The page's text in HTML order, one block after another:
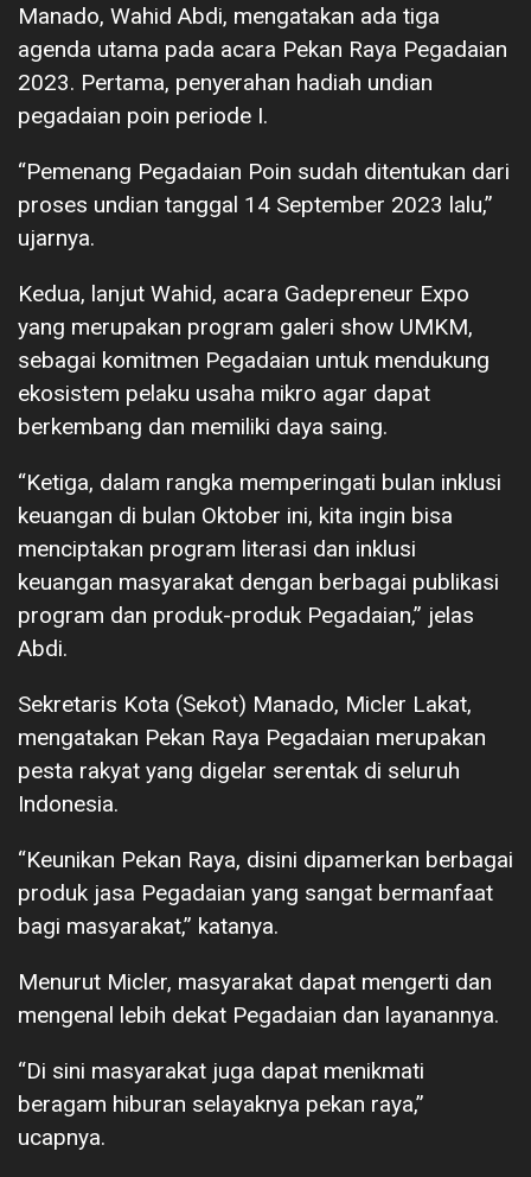
Manado, Wahid Abdi, mengatakan ada tiga
agenda utama pada acara Pekan Raya Pegadaian
2023. Pertama, penyerahan hadiah undian
pegadaian poin periode I.
“Pemenang Pegadaian Poin sudah ditentukan dari
proses undian tanggal 14 September 2023 lalu,”
ujarnya.
Kedua, lanjut Wahid, acara Gadepreneur Expo
yang merupakan program galeri show UMKM,
sebagai komitmen Pegadaian untuk mendukung
ekosistem pelaku usaha mikro agar dapat
berkembang dan memiliki daya saing.
“Ketiga, dalam rangka memperingati bulan inklusi
keuangan di bulan Oktober ini, kita ingin bisa
menciptakan program literasi dan inklusi
keuangan masyarakat dengan berbagai publikasi
program dan produk-produk Pegadaian,” jelas
Abdi.
Sekretaris Kota (Sekot) Manado, Micler Lakat,
mengatakan Pekan Raya Pegadaian merupakan
pesta rakyat yang digelar serentak di seluruh
Indonesia.
“Keunikan Pekan Raya, disini dipamerkan berbagai
produk jasa Pegadaian yang sangat bermanfaat
bagi masyarakat,” katanya.
Menurut Micler, masyarakat dapat mengerti dan
mengenal lebih dekat Pegadaian dan layanannya.
“Di sini masyarakat juga dapat menikmati
beragam hiburan selayaknya pekan raya,”
ucapnya.